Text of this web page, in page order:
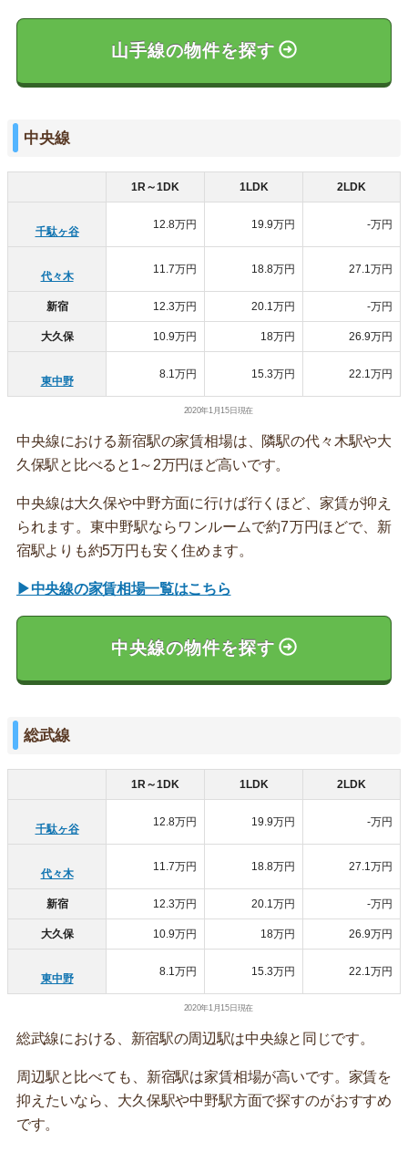
山手線の物件を探す
中央線
1R～1DK 1LDK 2LDK
千駄ヶ谷
12.8万円 19.9万円 -万円
代々木
11.7万円 18.8万円 27.1万円
新宿 12.3万円 20.1万円 -万円
大久保 10.9万円 18万円 26.9万円
東中野
8.1万円 15.3万円 22.1万円
2020年1月15日現在
中央線における新宿駅の家賃相場は、隣駅の代々木駅や大
久保駅と比べると1～2万円ほど高いです。
中央線は大久保や中野方面に行けば行くほど、家賃が抑え
られます。東中野駅ならワンルームで約7万円ほどで、新
宿駅よりも約5万円も安く住めます。
▶中央線の家賃相場一覧はこちら
中央線の物件を探す
総武線
1R～1DK 1LDK 2LDK
千駄ヶ谷
12.8万円 19.9万円 -万円
代々木
11.7万円 18.8万円 27.1万円
新宿 12.3万円 20.1万円 -万円
大久保 10.9万円 18万円 26.9万円
東中野
8.1万円 15.3万円 22.1万円
2020年1月15日現在
総武線における、新宿駅の周辺駅は中央線と同じです。
周辺駅と比べても、新宿駅は家賃相場が高いです。家賃を
抑えたいなら、大久保駅や中野駅方面で探すのがおすすめ
です。